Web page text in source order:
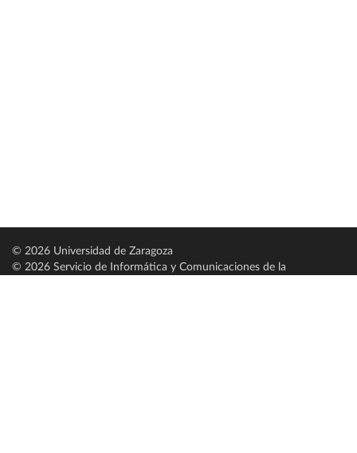
© 2026 Universidad de Zaragoza
© 2026 Servicio de Informática y Comunicaciones de la